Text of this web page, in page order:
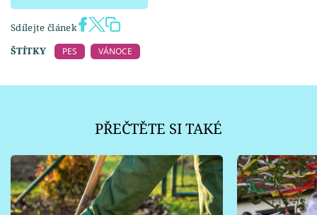
Sdílejte článek
ŠTÍTKY
PES VÁNOCE
PŘEČTĚTE SI TAKÉ